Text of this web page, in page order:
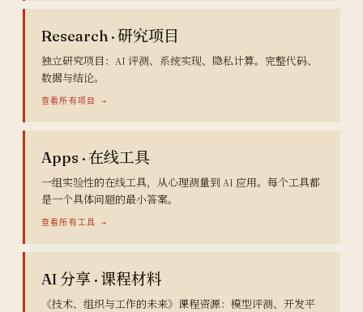
Research · 研究项目
独立研究项目：AI 评测、系统实现、隐私计算。完整代码、
数据与结论。
查看所有项目 →
Apps · 在线工具
一组实验性的在线工具，从心理测量到 AI 应用。每个工具都
是一个具体问题的最小答案。
查看所有工具 →
AI 分享 · 课程材料
《技术、组织与工作的未来》课程资源：模型评测、开发平